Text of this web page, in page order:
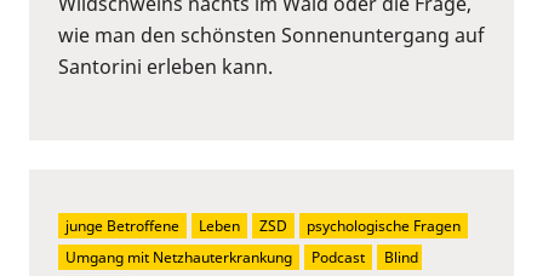
wie man den schönsten Sonnenuntergang auf
Santorini erleben kann.
junge Betroffene Leben ZSD
psychologische Fragen
Umgang mit Netzhauterkrankung
Podcast
Blind